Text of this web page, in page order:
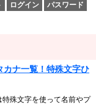
ログイン パスワード
カナ一覧！特殊文字ひ
殊文字を使って名前やプ